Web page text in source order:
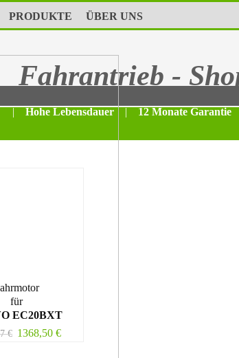
PRODUKTE
ÜBER UNS
Fahrantrieb -
| Hohe Lebensdauer | 12 Monate Garantie
für
EC20BXT
€ 1368,50€